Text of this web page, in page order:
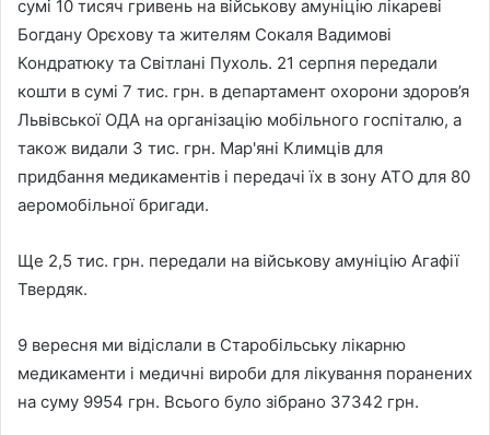
сумі 10 тисяч гривень на військову амуніцію лікареві
Богдану Орєхову та жителям Сокаля Вадимові
Кондратюку та Світлані Пухоль. 21 серпня передали
кошти в сумі 7 тис. грн. в департамент охорони здоров’я
Львівської ОДА на організацію мобільного госпіталю, а
також видали 3 тис. грн. Мар'яні Климців для
придбання медикаментів і передачі їх в зону АТО для 80
аеромобільної бригади.
Ще 2,5 тис. грн. передали на військову амуніцію Агафії
Твердяк.
9 вересня ми відіслали в Старобільську лікарню
медикаменти і медичні вироби для лікування поранених
на суму 9954 грн. Всього було зібрано 37342 грн.